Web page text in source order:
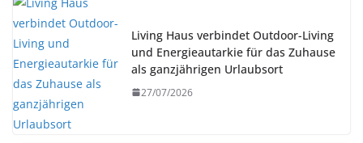
Living Haus verbindet Outdoor-Living
und Energieautarkie für das Zuhause
als ganzjährigen Urlaubsort
27/07/2026